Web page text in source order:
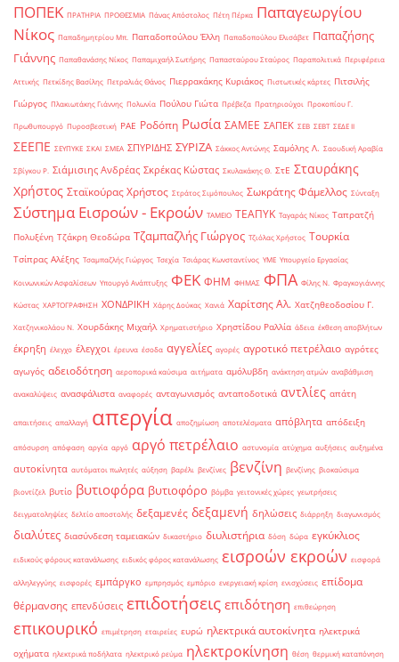
ΠΟΠΕΚ ΠΡΑΤΗΡΙΑ ΠΡΟΘΕΣΜΙΑ Πάνας Απόστολος Πέτη Πέρκα Παπαγεωργίου
Νίκος Παπαδημητρίου Μπ. Παπαδοπούλου Έλλη Παπαδοπούλου Ελισάβετ Παπαζήσης
Γιάννης Παπαθανάσης Νίκος Παπαμιχαήλ Σωτήρης Παπασταύρου Σταύρος Παραπολιτικά Περιφέρεια
Αττικής Πετκίδης Βασίλης Πετραλιάς Θάνος Πιερρακάκης Κυριάκος Πιστωτικές κάρτες Πιτσιλής
Γιώργος Πλακιωτάκης Γιάννης Πολωνία Πούλου Γιώτα Πρέβεζα Πρατηριούχοι Προκοπίου Γ.
Πρωθυπουργό Πυροσβεστική ΡΑΕ Ροδόπη Ρωσία ΣΑΜΕΕ ΣΑΠΕΚ ΣΕΒ ΣΕΒΤ ΣΕΔΕ ΙΙ
ΣΕΕΠΕ ΣΕΥΠΥΚΕ ΣΚΑΙ ΣΜΕΑ ΣΠΥΡΙΔΗΣ ΣΥΡΙΖΑ Σάκκος Αντώνης Σαμόλης Λ. Σαουδική Αραβία
Σβίγκου Ρ. Σιάμισιης Ανδρέας Σκρέκας Κώστας Σκυλακάκης Θ. ΣτΕ Σταυράκης
Χρήστος Σταϊκούρας Χρήστος Στράτος Σιμόπουλος Σωκράτης Φάμελλος Σύνταξη
Σύστημα Εισροών - Εκροών ΤΑΜΕΙΟ ΤΕΑΠΥΚ Ταγαράς Νίκος Ταπρατζή
Πολυξένη Τζάκρη Θεοδώρα Τζαμπαζλής Γιώργος Τζιόλας Χρήστος Τουρκία
Τσίπρας Αλέξης Τσαμπαζλής Γιώργος Τσεχία Τσιάρας Κωνσταντίνος ΥΜΕ Υπουργείο Εργασίας
Κοινωνικών Ασφαλίσεων Υπουργό Ανάπτυξης ΦΕΚ ΦΗΜ ΦΗΜΑΣ ΦΠΑ Φίλης Ν. Φραγκογιάννης
Κώστας ΧΑΡΤΟΓΡΑΦΗΣΗ ΧΟΝΔΡΙΚΗ Χάρης Δούκας Χανιά Χαρίτσης Αλ. Χατζηθεοδοσίου Γ.
Χατζηνικολάου Ν. Χουρδάκης Μιχαήλ Χρηματιστήριο Χρηστίδου Ραλλία άδεια έκθεση αποβλήτων
έκρηξη έλεγχο έλεγχοι έρευνα έσοδα αγγελίες αγορές αγροτικό πετρέλαιο αγρότες
αγωγός αδειοδότηση αεροπορικά καύσιμα αιτήματα αμόλυβδη ανάκτηση ατμών αναβάθμιση
ανακαλύψεις ανασφάλιστα αναφορές ανταγωνισμός ανταποδοτικά αντλίες απάτη
απαιτήσεις απαλλαγή απεργία αποζημίωση αποτελέσματα απόβλητα απόδειξη
απόσυρση απόφαση αργία αργό αργό πετρέλαιο αστυνομία ατύχημα αυξήσεις αυξημένα
αυτοκίνητα αυτόματοι πωλητές αύξηση βαρέλι βενζίνες βενζίνη βενζίνης βιοκαύσιμα
βιοντίζελ βυτίο βυτιοφόρα βυτιοφόρο βόμβα γειτονικές χώρες γεωτρήσεις
δειγματοληψίες δελτίο αποστολής δεξαμενές δεξαμενή δηλώσεις διάρρηξη διαγωνισμός
διαλύτες διασύνδεση ταμειακών δικαστήριο διυλιστήρια δόση δώρα εγκύκλιος
ειδικούς φόρους κατανάλωσης ειδικός φόρος κατανάλωσης εισροών εκροών εισφορά
αλληλεγγύης εισφορές εμπάργκο εμπρησμός εμπόριο ενεργειακή κρίση ενισχύσεις επίδομα
θέρμανσης επενδύσεις επιδοτήσεις επιδότηση επιθεώρηση
επικουρικό επιμέτρηση εταιρείες ευρώ ηλεκτρικά αυτοκίνητα ηλεκτρικά
οχήματα ηλεκτρικά ποδήλατα ηλεκτρικό ρεύμα ηλεκτροκίνηση θέση θερμική καταπόνηση